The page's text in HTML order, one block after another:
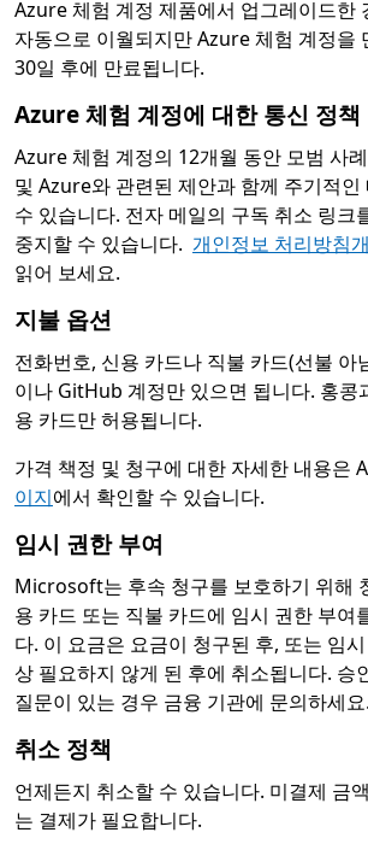
Azure 체험 계정 제품에서 업그레이드한
자동으로 이월되지만 Azure 체험 계정을
30일 후에 만료됩니다.
Azure 체험 계정에 대한 통신 정책
Azure 체험 계정의 12개월 동안 모범 사
및 Azure와 관련된 제안과 함께 주기적인
수 있습니다. 전자 메일의 구독 취소 링크
중지할 수 있습니다. 개인정보 처리방침
읽어 보세요.
지불 옵션
전화번호, 신용 카드나 직불 카드(선불
이나 GitHub 계정만 있으면 됩니다. 홍콩
용 카드만 허용됩니다.
가격 책정 및 청구에 대한 자세한 내용은
이지에서 확인할 수 있습니다.
임시 권한 부여
Microsoft는 후속 청구를 보호하기 위해
용 카드 또는 직불 카드에 임시 권한 부여
다. 이 요금은 요금이 청구된 후, 또는 임
상 필요하지 않게 된 후에 취소됩니다. 승
질문이 있는 경우 금융 기관에 문의하세요.
취소 정책
언제든지 취소할 수 있습니다. 미결제 금
는 결제가 필요합니다.